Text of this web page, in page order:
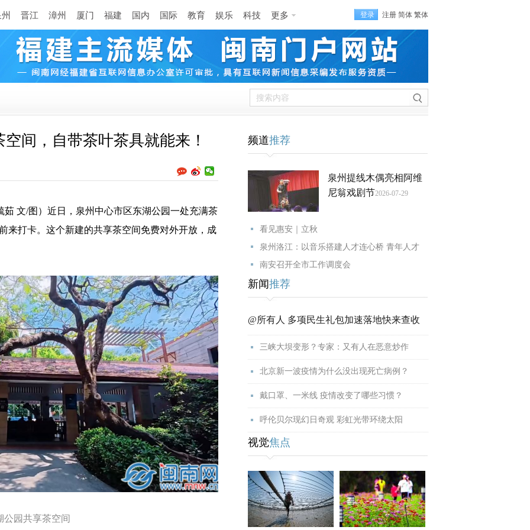
晋江 漳州 厦门 福建 国内 国际 教育 娱乐 科技 更多 登录 注册 简体 繁体
间，自带茶叶茶具就能来！
文/图）近日，泉州中心市区东湖公园一处充满茶
来打卡。这个新建的共享茶空间免费对外开放，成
公园共享茶空间
频道推荐
泉州提线木偶亮相阿维
尼翁戏剧节2026-07-29
看见惠安｜立秋
泉州洛江：以音乐搭建人才连心桥 青年人才
南安召开全市工作调度会
新闻推荐
@所有人 多项民生礼包加速落地快来查收
三峡大坝变形？专家：又有人在恶意炒作
北京新一波疫情为什么没出现死亡病例？
戴口罩、一米线 疫情改变了哪些习惯？
呼伦贝尔现幻日奇观 彩虹光带环绕太阳
视觉焦点